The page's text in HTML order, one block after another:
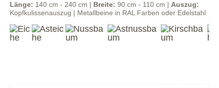
Länge: 140 cm - 240 cm | Breite: 90 cm - 110 cm | Auszug:
Kopfkulissenauszug | Metallbeine in RAL Farben oder Edelstahl